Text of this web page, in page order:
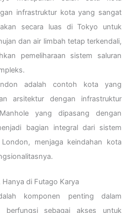
infrastruktur kota yang sangat
secara luas di Tokyo untuk
dan air limbah tetap terkendali,
pemeliharaan sistem saluran
adalah contoh kota yang
arsitektur dengan infrastruktur
yang dipasang dengan
bagian integral dari sistem
menjaga keindahan kota
di Futago Karya
komponen penting dalam
berfungsi sebagai akses untuk